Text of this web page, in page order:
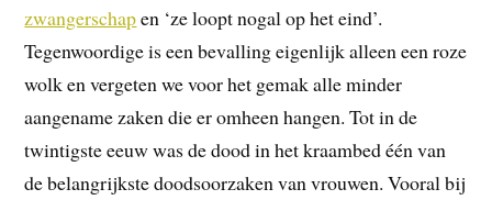
zwangerschapen ‘ze loopt nogal op het eind’.
Tegenwoordige is een bevalling eigenlijk alleen een roze
wolk en vergeten we voor het gemak alle minder
aangename zaken die er omheen hangen. Tot in de
twintigste eeuw was de dood in het kraambed één van
de belangrijkste doodsoorzaken van vrouwen. Vooral bij